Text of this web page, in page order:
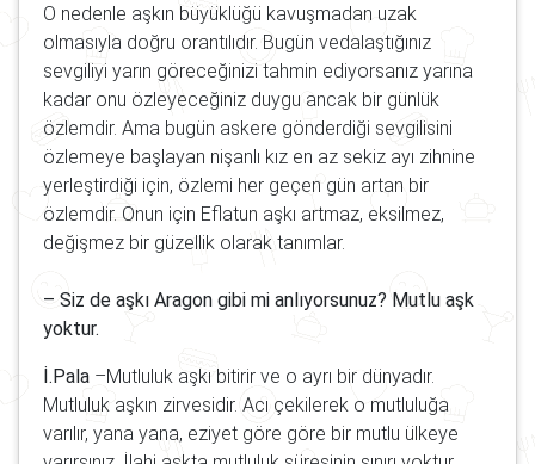
O nedenle aşkın büyüklüğü kavuşmadan uzak
olmasıyla doğru orantılıdır. Bugün vedalaştığınız
sevgiliyi yarın göreceğinizi tahmin ediyorsanız yarına
kadar onu özleyeceğiniz duygu ancak bir günlük
özlemdir. Ama bugün askere gönderdiği sevgilisini
özlemeye başlayan nişanlı kız en az sekiz ayı zihnine
yerleştirdiği için, özlemi her geçen gün artan bir
özlemdir. Onun için Eflatun aşkı artmaz, eksilmez,
değişmez bir güzellik olarak tanımlar.
– Siz de aşkı Aragon gibi mi anlıyorsunuz? Mutlu aşk
yoktur.
İ.Pala –Mutluluk aşkı bitirir ve o ayrı bir dünyadır.
Mutluluk aşkın zirvesidir. Acı çekilerek o mutluluğa
varılır, yana yana, eziyet göre göre bir mutlu ülkeye